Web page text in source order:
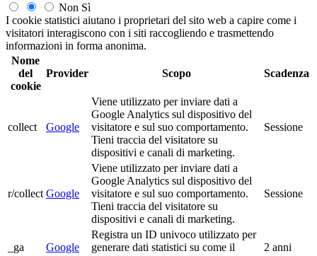
Non Sì
I cookie statistici aiutano i proprietari del sito web a capire come i
visitatori interagiscono con i siti raccogliendo e trasmettendo
informazioni in forma anonima.
Nome
del
cookie
Provider Scopo Scadenza
collect Google
Viene utilizzato per inviare dati a
Google Analytics sul dispositivo del
visitatore e sul suo comportamento.
Tieni traccia del visitatore su
dispositivi e canali di marketing.
Sessione
r/collect Google
Viene utilizzato per inviare dati a
Google Analytics sul dispositivo del
visitatore e sul suo comportamento.
Tieni traccia del visitatore su
dispositivi e canali di marketing.
Sessione
_ga Google
Registra un ID univoco utilizzato per
generare dati statistici su come il
2 anni